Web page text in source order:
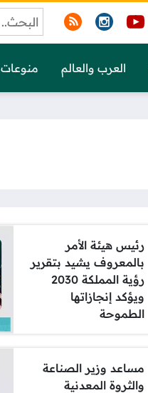
العرب والعالم منوعات
رئيس هيئة الأمر
بالمعروف يشيد بتقرير
رؤية المملكة 2030
ويؤكد إنجازاتها
الطموحة
مساعد وزير الصناعة
والثروة المعدنية